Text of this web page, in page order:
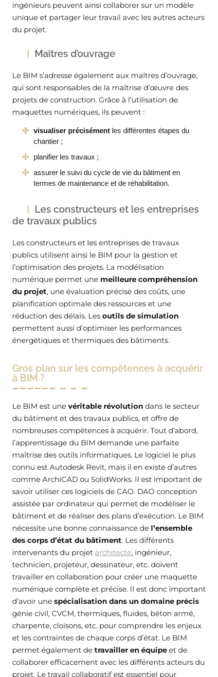
ingénieurs peuvent ainsi collaborer sur un modèle
unique et partager leur travail avec les autres acteurs
du projet.
Maîtres d’ouvrage
Le BIM s’adresse également aux maîtres d’ouvrage,
qui sont responsables de la maîtrise d’œuvre des
projets de construction. Grâce à l’utilisation de
maquettes numériques, ils peuvent :
visualiser précisément les différentes étapes du
chantier ;
planifier les travaux ;
assurer le suivi du cycle de vie du bâtiment en
termes de maintenance et de réhabilitation.
Les constructeurs et les entreprises
de travaux publics
Les constructeurs et les entreprises de travaux
publics utilisent ainsi le BIM pour la gestion et
l’optimisation des projets. La modélisation
numérique permet une meilleure compréhension
du projet, une évaluation précise des coûts, une
planification optimale des ressources et une
réduction des délais. Les outils de simulation
permettent aussi d’optimiser les performances
énergétiques et thermiques des bâtiments.
Gros plan sur les compétences à acquérir
à BIM ?
Le BIM est une véritable révolution dans le secteur
du bâtiment et des travaux publics, et offre de
nombreuses compétences à acquérir. Tout d’abord,
l’apprentissage du BIM demande une parfaite
maîtrise des outils informatiques. Le logiciel le plus
connu est Autodesk Revit, mais il en existe d’autres
comme ArchiCAD ou SolidWorks. Il est important de
savoir utiliser ces logiciels de CAO. DAO conception
assistée par ordinateur qui permet de modéliser le
bâtiment et de réaliser des plans d’exécution. Le BIM
nécessite une bonne connaissance de l’ensemble
des corps d’état du bâtiment. Les différents
intervenants du projet architecte, ingénieur,
technicien, projeteur, dessinateur, etc. doivent
travailler en collaboration pour créer une maquette
numérique complète et précise. Il est donc important
d’avoir une spécialisation dans un domaine précis
génie civil, CVCM, thermiques, fluides, béton armé,
charpente, cloisons, etc. pour comprendre les enjeux
et les contraintes de chaque corps d’état. Le BIM
permet également de travailler en équipe et de
collaborer efficacement avec les différents acteurs du
projet. Le travail collaboratif est essentiel pour